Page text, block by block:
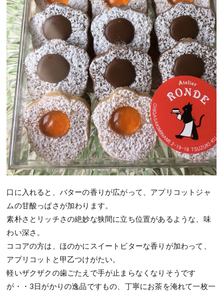
口に入れると、バターの香りが広がって、アプリコットジャ
ムの甘酸っぱさが加わります。
素朴さとリッチさの絶妙な狭間に立ち位置があるような、味
わい深さ。
ココアの方は、ほのかにスイートビターな香りが加わって、
アプリコットと甲乙つけがたい。
軽いザクザクの歯ごたえで手が止まらなくなりそうです
が・・3日がかりの逸品ですもの、丁寧にお茶を淹れて一枚一